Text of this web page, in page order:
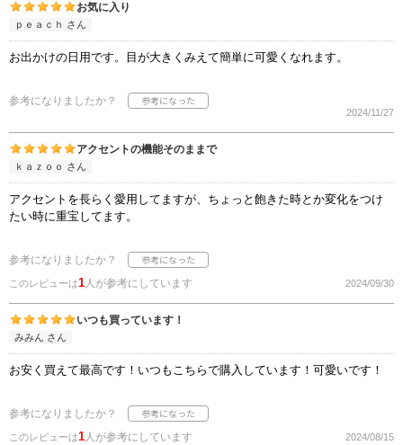
お気に入り
ｐｅａｃｈ さん
お出かけの日用です。目が大きくみえて簡単に可愛くなれます。
参考になりましたか？
2024/11/27
アクセントの機能そのままで
ｋａｚｏｏ さん
アクセントを長らく愛用してますが、ちょっと飽きた時とか変化をつけ
たい時に重宝してます。
参考になりましたか？
このレビューは1人が参考にしています 2024/09/30
いつも買っています！
みみん さん
お安く買えて最高です！いつもこちらで購入しています！可愛いです！
参考になりましたか？
このレビューは1人が参考にしています 2024/08/15